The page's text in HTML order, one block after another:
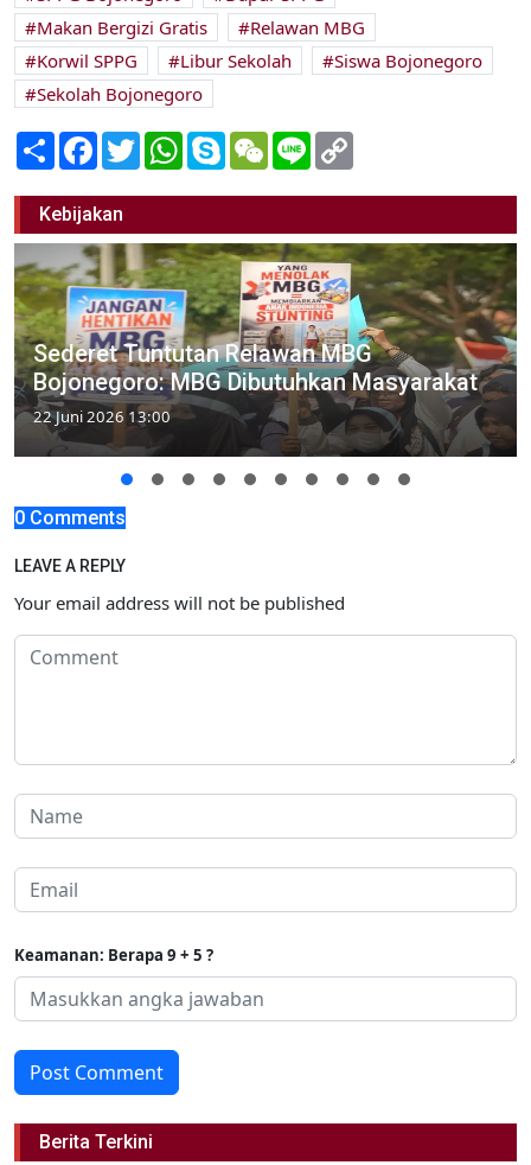
Makan Bergizi Gratis
Relawan MBG
Korwil SPPG
Libur Sekolah
Siswa Bojonegoro
Sekolah Bojonegoro
Share Facebook
TwitterWhatsApp
SkypeWeChatLine
Kebijakan
Sederet Tuntutan Relawan MBG
Bojonegoro: MBG Dibutuhkan Masyarakat
22 Juni 2026 13:00
0 Comments
LEAVE A REPLY
Your email address will not be published
Keamanan: Berapa 9 + 5 ?
Post Comment
Berita Terkini